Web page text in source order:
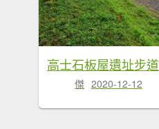
高士石板屋遺址步道
傑 2020-12-12